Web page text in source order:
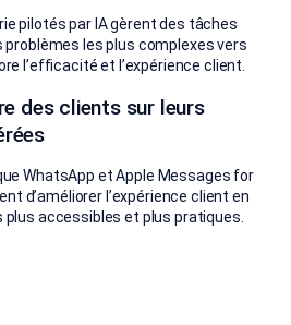
des clients sur leurs
WhatsApp et Apple Messages for
d’améliorer l’expérience client en
accessibles et plus pratiques.
pilotés par IA gèrent des tâches
les plus complexes vers
l’efficacité et l’expérience client.